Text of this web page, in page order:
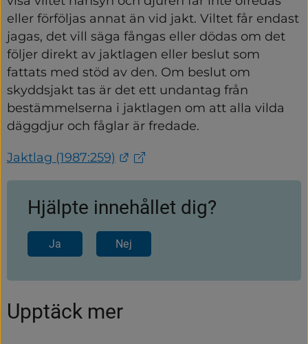
eller förföljas annat än vid jakt. Viltet får endast
jagas, det vill säga fångas eller dödas om det
följer direkt av jaktlagen eller beslut som
fattats med stöd av den. Om beslut om
skyddsjakt tas är det ett undantag från
bestämmelserna i jaktlagen om att alla vilda
däggdjur och fåglar är fredade.
Jaktlag (1987:259) Länk till annan webbplats.
Hjälpte innehållet dig?
Ja Nej
Upptäck mer